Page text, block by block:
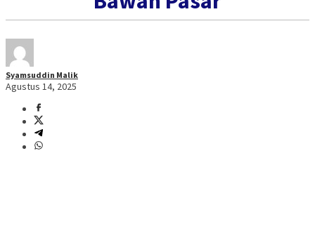
Syamsuddin Malik
Agustus 14, 2025